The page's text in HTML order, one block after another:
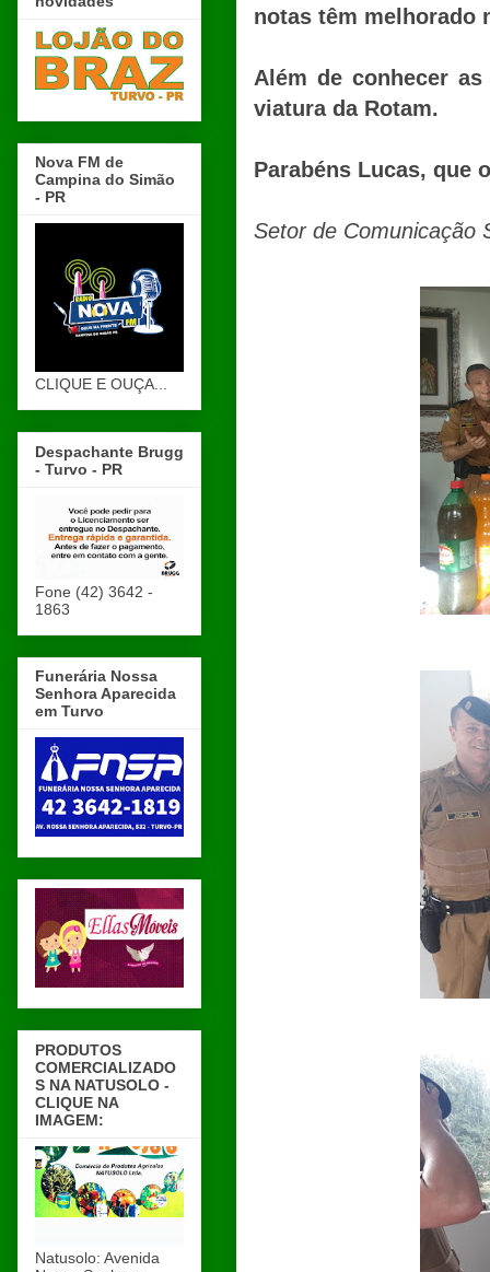
notas têm melhorado
Além de conhecer
viatura da Rotam.
Parabéns Lucas, que
Setor de Comunicação
Nova FM de
Campina do Simão
- PR
CLIQUE E OUÇA...
Despachante Brugg
- Turvo - PR
Fone (42) 3642 -
1863
Funerária Nossa
Senhora Aparecida
em Turvo
PRODUTOS
COMERCIALIZADO
S NA NATUSOLO -
CLIQUE NA
IMAGEM:
Natusolo: Avenida